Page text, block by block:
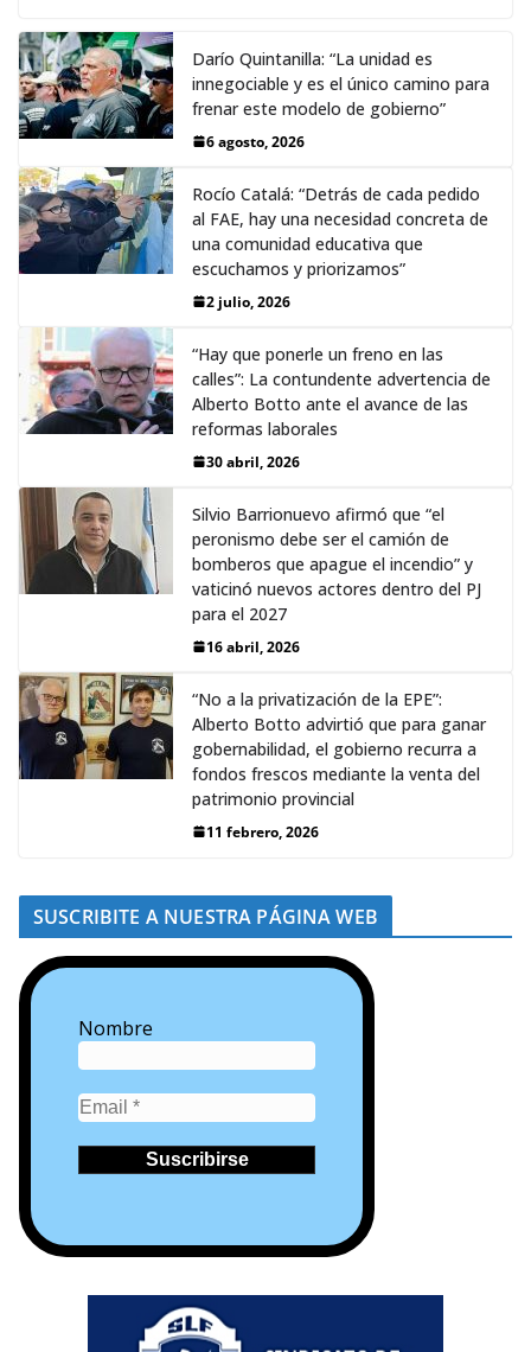
Darío Quintanilla: “La unidad es
innegociable y es el único camino para
frenar este modelo de gobierno”
6 agosto, 2026
Rocío Catalá: “Detrás de cada pedido
al FAE, hay una necesidad concreta de
una comunidad educativa que
escuchamos y priorizamos”
2 julio, 2026
“Hay que ponerle un freno en las
calles”: La contundente advertencia de
Alberto Botto ante el avance de las
reformas laborales
30 abril, 2026
Silvio Barrionuevo afirmó que “el
peronismo debe ser el camión de
bomberos que apague el incendio” y
vaticinó nuevos actores dentro del PJ
para el 2027
16 abril, 2026
“No a la privatización de la EPE”:
Alberto Botto advirtió que para ganar
gobernabilidad, el gobierno recurra a
fondos frescos mediante la venta del
patrimonio provincial
11 febrero, 2026
SUSCRIBITE A NUESTRA PÁGINA WEB
Nombre